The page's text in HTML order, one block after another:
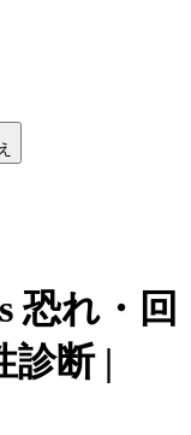
恐れ・回
診断 |